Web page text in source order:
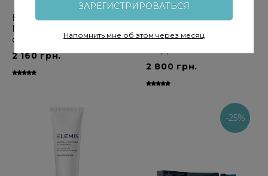
ЗАРЕГИСТРИРОВАТЬСЯ
Напомнить мне об этом через месяц
ELEMIS Superfood Multi
Mist - Суперфуд мульти-
спрей для лица, 100 мл
2 160 грн.
ELEMIS Daily Moisture
увлажняющий крем для
2 800 грн.
-25%